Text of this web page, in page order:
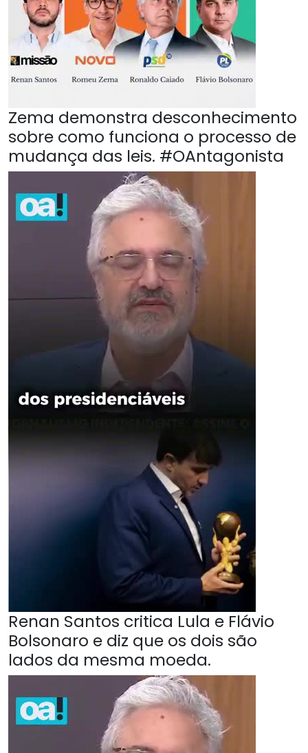
Zema demonstra desconhecimento
sobre como funciona o processo de
mudança das leis. #OAntagonista
Renan Santos critica Lula e Flávio
Bolsonaro e diz que os dois são
lados da mesma moeda.